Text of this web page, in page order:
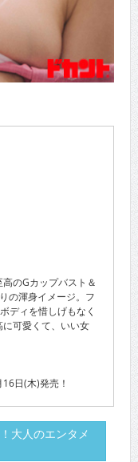
のGカップバスト＆
の渾身イメージ。フ
ディを惜しげもなく
可愛くて、いい女
日(木)発売！
大人のエンタメ